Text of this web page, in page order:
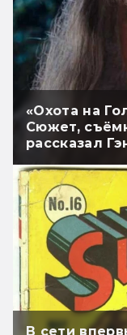
«Охота на
Сюжет,
рассказал
В сети